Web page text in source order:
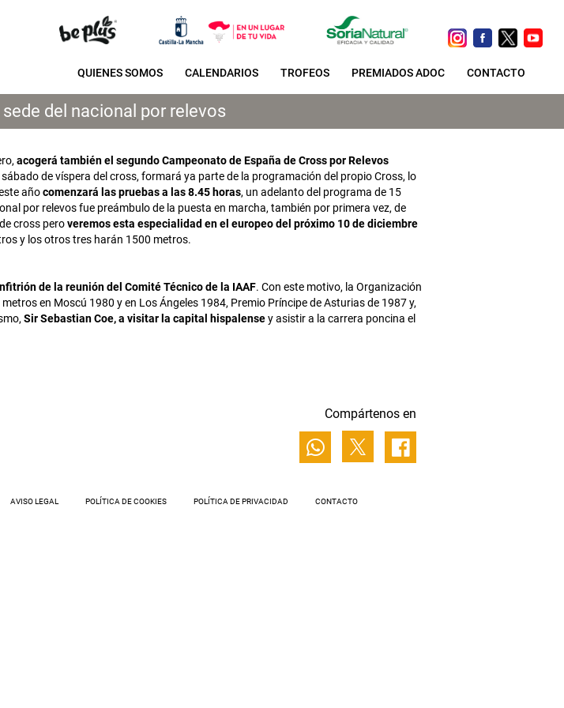
QUIENES SOMOS CALENDARIOS TROFEOS PREMIADOS ADOC CONTACTO
del nacional por relevos
acogerá también el segundo Campeonato de España de Cross por Relevos
de víspera del cross, formará ya parte de la programación del propio Cross, lo
añocomenzará las pruebas a las 8.45 horas, un adelanto del programa de 15
por relevos fue preámbulo de la puesta en marcha, también por primera vez, de
cross peroveremos esta especialidad en el europeo del próximo 10 de diciembre
y los otros tres harán 1500 metros.
de la reunión del Comité Técnico de la IAAF. Con este motivo, la Organización
en Moscú 1980 y en Los Ángeles 1984, Premio Príncipe de Asturias de 1987 y,
Sir Sebastian Coe, a visitar la capital hispalensey asistir a la carrera poncina el
Compártenos en
AVISO LEGAL POLÍTICA DE COOKIES POLÍTICA DE PRIVACIDAD CONTACTO